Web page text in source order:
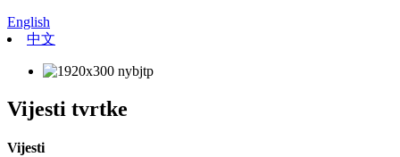
English
中文
Vijesti tvrtke
Vijesti